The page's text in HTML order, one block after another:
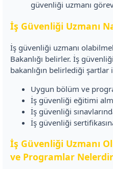
güvenliği uzmanı
İş Güvenliği Uzmanı
İş güvenliği uzmanı
Bakanlığı belirler. İş
bakanlığın belirlediği şartlar
Uygun bölüm ve
İş güvenliği eğitimi
İş güvenliği
İş güvenliği
İş Güvenliği Uzmanı
ve Programlar